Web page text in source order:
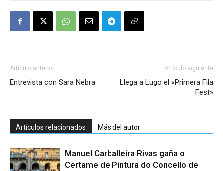
Artículo anterior
Entrevista con Sara Nebra
Artículo siguiente
Llega a Lugo el «Primera Fila
Fest»
Artículos relacionados Más del autor
Manuel Carballeira Rivas gaña o
Certame de Pintura do Concello de